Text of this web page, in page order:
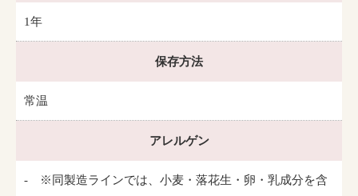
1年
保存方法
常温
アレルゲン
- ※同製造ラインでは、小麦・落花生・卵・乳成分を含